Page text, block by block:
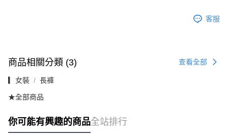
客服
商品相關分類 (3) 查看全部
▎女裝 長褲
★全部商品
你可能有興趣的商品全站排行